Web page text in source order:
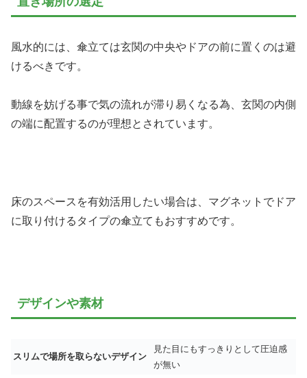
風水的には、傘立ては玄関の中央やドアの前に置くのは避
けるべきです。
動線を妨げる事で気の流れが滞り易くなる為、玄関の内側
の端に配置するのが理想とされています。
床のスペースを有効活用したい場合は、マグネットでドア
に取り付けるタイプの傘立てもおすすめです。
デザインや素材
スリムで場所を取らないデザイン
見た目にもすっきりとして圧迫感
が無い